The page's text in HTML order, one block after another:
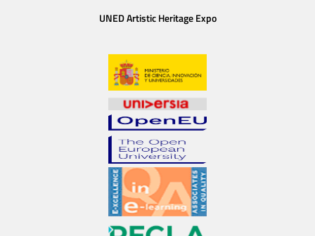
UNED Artistic Heritage Expo